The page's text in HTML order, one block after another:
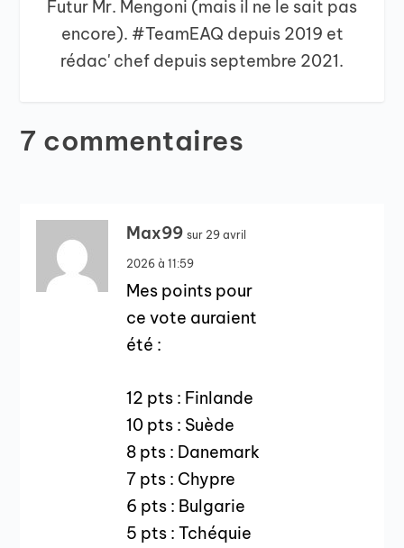
Futur Mr. Mengoni (mais il ne le sait pas
encore). #TeamEAQ depuis 2019 et
rédac' chef depuis septembre 2021.
7 commentaires
Max99 sur 29 avril
2026 à 11:59
Mes points pour
ce vote auraient
été :
12 pts : Finlande
10 pts : Suède
8 pts : Danemark
7 pts : Chypre
6 pts : Bulgarie
5 pts : Tchéquie